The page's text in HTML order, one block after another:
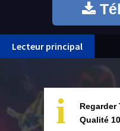
Lecteur principal
i
Regarder
Qualité